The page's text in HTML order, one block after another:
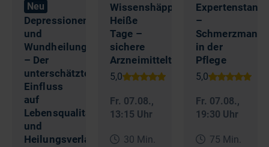
Neu
Depressionen
und
Wundheilung
– Der
unterschätzte
Einfluss
auf
Lebensqualität
und
Heilungsverlauf
Wissenshäppchen:
Heiße
Tage –
sichere
Arzneimitteltherapie
Fr. 07.08.,
13:15 Uhr
30 Min.
–
in der
Pflege
Fr. 07.08.,
19:30 Uhr
75 Min.